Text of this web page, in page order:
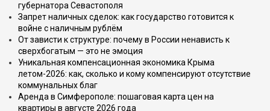
губернатора Севастополя
Запрет наличных сделок: как государство готовится к
войне с наличным рублём
От зависти к структуре: почему в России ненависть к
сверхбогатым — это не эмоция
Уникальная компенсационная экономика Крыма
летом-2026: как, сколько и кому компенсируют отсутствие
коммунальных благ
Аренда в Симферополе: пошаговая карта цен на
квартиры в августе 2026 года